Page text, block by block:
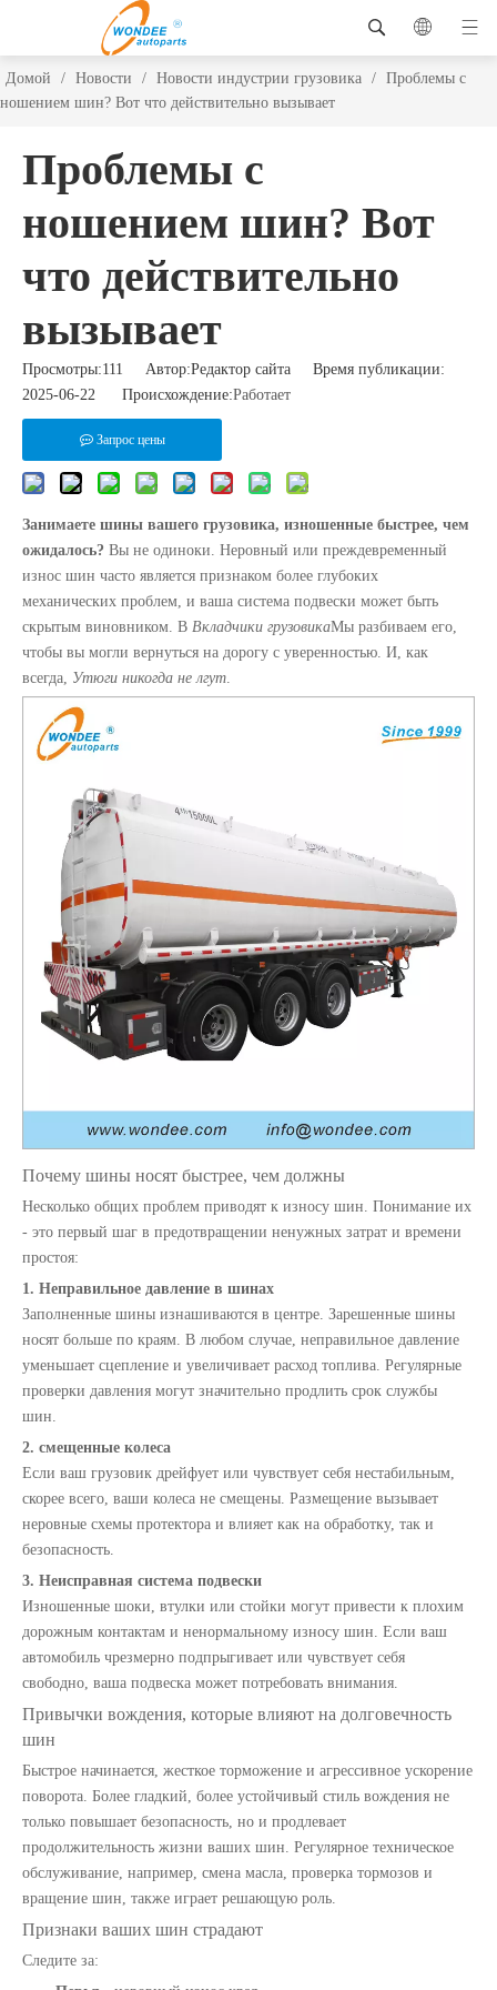
Домой / Новости / Новости индустрии грузовика / Проблемы с
ношением шин? Вот что действительно вызывает
Проблемы с
ношением шин? Вот
что действительно
вызывает
Просмотры:111 Автор:Pедактор сайта Время публикации:
2025-06-22 Происхождение:Работает
Запрос цены
Занимаете шины вашего грузовика, изношенные быстрее, чем
ожидалось? Вы не одиноки. Неровный или преждевременный
износ шин часто является признаком более глубоких
механических проблем, и ваша система подвески может быть
скрытым виновником. В Вкладчики грузовикаМы разбиваем его,
чтобы вы могли вернуться на дорогу с уверенностью. И, как
всегда, Утюги никогда не лгут.
Почему шины носят быстрее, чем должны
Несколько общих проблем приводят к износу шин. Понимание их
- это первый шаг в предотвращении ненужных затрат и времени
простоя:
1. Неправильное давление в шинах
Заполненные шины изнашиваются в центре. Зарешенные шины
носят больше по краям. В любом случае, неправильное давление
уменьшает сцепление и увеличивает расход топлива. Регулярные
проверки давления могут значительно продлить срок службы
шин.
2. смещенные колеса
Если ваш грузовик дрейфует или чувствует себя нестабильным,
скорее всего, ваши колеса не смещены. Размещение вызывает
неровные схемы протектора и влияет как на обработку, так и
безопасность.
3. Неисправная система подвески
Изношенные шоки, втулки или стойки могут привести к плохим
дорожным контактам и ненормальному износу шин. Если ваш
автомобиль чрезмерно подпрыгивает или чувствует себя
свободно, ваша подвеска может потребовать внимания.
Привычки вождения, которые влияют на долговечность
шин
Быстрое начинается, жесткое торможение и агрессивное ускорение
поворота. Более гладкий, более устойчивый стиль вождения не
только повышает безопасность, но и продлевает
продолжительность жизни ваших шин. Регулярное техническое
обслуживание, например, смена масла, проверка тормозов и
вращение шин, также играет решающую роль.
Признаки ваших шин страдают
Следите за:
Тяжелые тормозные диски для полуприцепов и деталей грузовика 13t тяжелые полумочные прицепы пучка типа воздушная подвеска для Мексики
9t 11t поднятие и неопределенное тип прицепа.
Тормозные барабаны для тяжелых грузовиков и прицепов Связь прицепа, крутящий стержень кустарника и пружинный булав для листовых грузовиков и трейлеров
Колесный центр для тяжелых грузовиков и прицепов Шариковые суставы, стяжки и распределительные валы для грузовиков